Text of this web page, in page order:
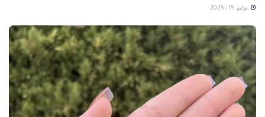
يوليو 19, 2025